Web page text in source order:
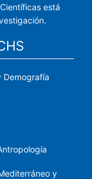
está
Demografía
y